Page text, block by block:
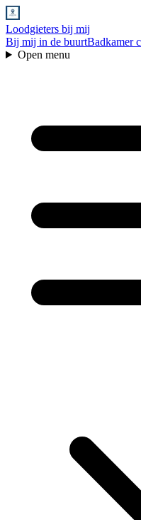
Loodgieters bij mij
Bij mij in de buurtBadkamer
Open menu